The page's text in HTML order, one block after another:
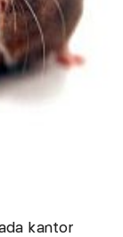
kantor